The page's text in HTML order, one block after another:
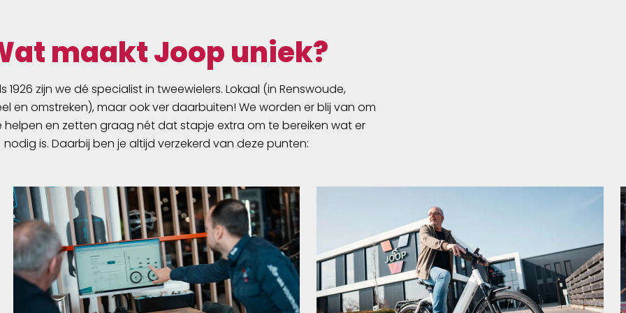
kiezen voor de
ACE?- Het grootste,
in zijn klasse: Een
TFT-scherm voor
van navigatie en
Batterijduur tot 30+
en
windsensor
toestel met deze
Wind
(WWD) meet
en na de rit de
luchtweerstand en
maakt Joop uniek?
1926 zijn we dé specialist in tweewielers. Lokaal (in Renswoude,
en omstreken), maar ook ver daarbuiten! We worden er blij van om
helpen en zetten graag nét dat stapje extra om te bereiken wat er
nodig is. Daarbij ben je altijd verzekerd van deze punten: